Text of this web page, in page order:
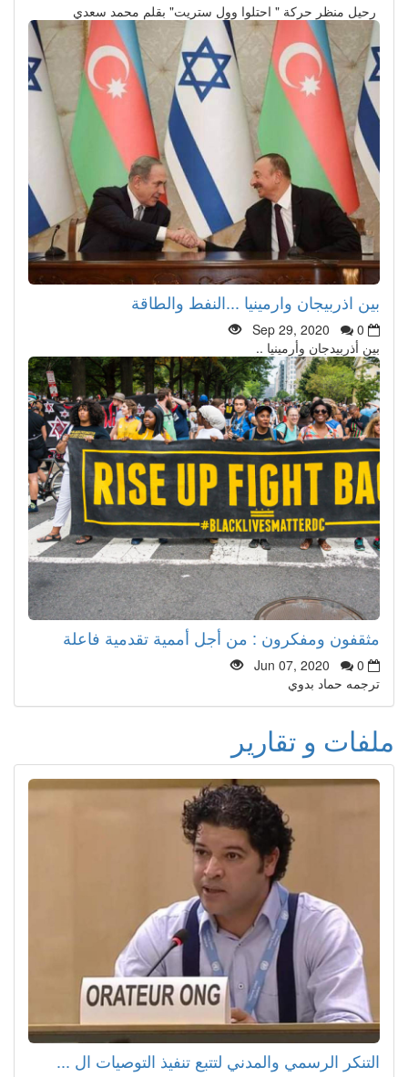
رحيل منظر حركة " احتلوا وول ستريت" بقلم محمد سعدي
بين اذربيجان وارمينيا ...النفط والطاقة
Sep 29, 2020
0
بين أذربيدجان وأرمينيا ..
مثقفون ومفكرون : من أجل أممية تقدمية فاعلة
Jun 07, 2020
0
ترجمه حماد بدوي
ملفات و تقارير
التنكر الرسمي والمدني لتتبع تنفيذ التوصيات ال ...